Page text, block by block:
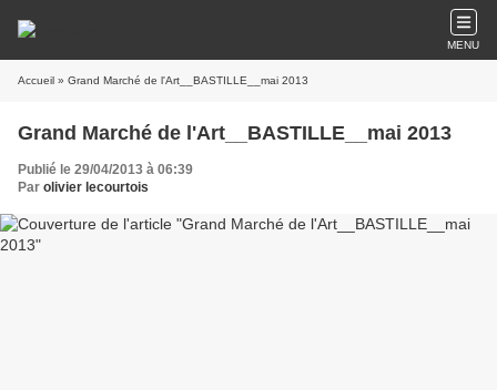
MENU
Accueil » Grand Marché de l'Art__BASTILLE__mai 2013
Grand Marché de l'Art__BASTILLE__mai 2013
Publié le 29/04/2013 à 06:39
Par olivier lecourtois